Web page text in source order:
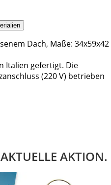
Dach, Maße: 34x59x42
Italien gefertigt. Die
(220 V) betrieben
AKTION.